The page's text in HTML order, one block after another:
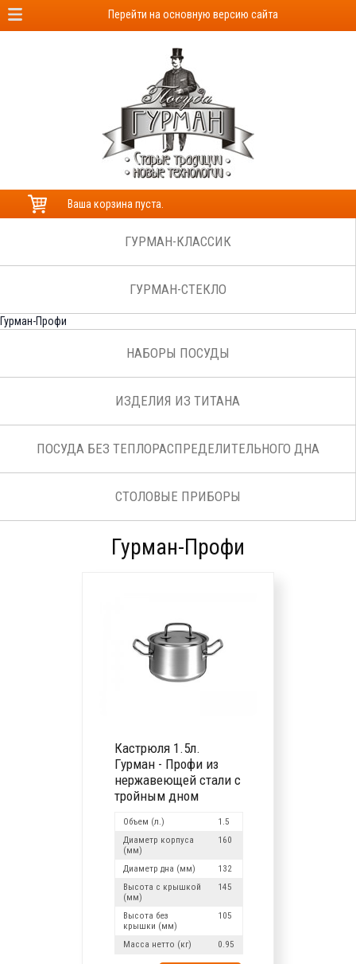
Перейти на основную версию сайта
Ваша корзина пуста.
ГУРМАН-КЛАССИК
ГУРМАН-СТЕКЛО
Гурман-Профи
НАБОРЫ ПОСУДЫ
ИЗДЕЛИЯ ИЗ ТИТАНА
ПОСУДА БЕЗ ТЕПЛОРАСПРЕДЕЛИТЕЛЬНОГО ДНА
СТОЛОВЫЕ ПРИБОРЫ
Гурман-Профи
Кастрюля 1.5л.
Гурман - Профи из
нержавеющей стали с
тройным дном
Объем (л.)
1.5
Диаметр корпуса
(мм)
160
Диаметр дна (мм)
132
Высота с крышкой
(мм)
145
Высота без
крышки (мм)
105
Масса нетто (кг) 0.95